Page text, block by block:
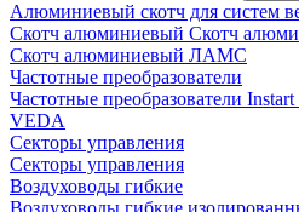
Алюминиевый скотч для систем
Скотч алюминиевый Скотч
Скотч алюминиевый ЛАМС
Частотные преобразователи
Частотные преобразователи Instart
VEDA
Секторы управления
Секторы управления
Воздуховоды гибкие
Воздуховоды гибкие